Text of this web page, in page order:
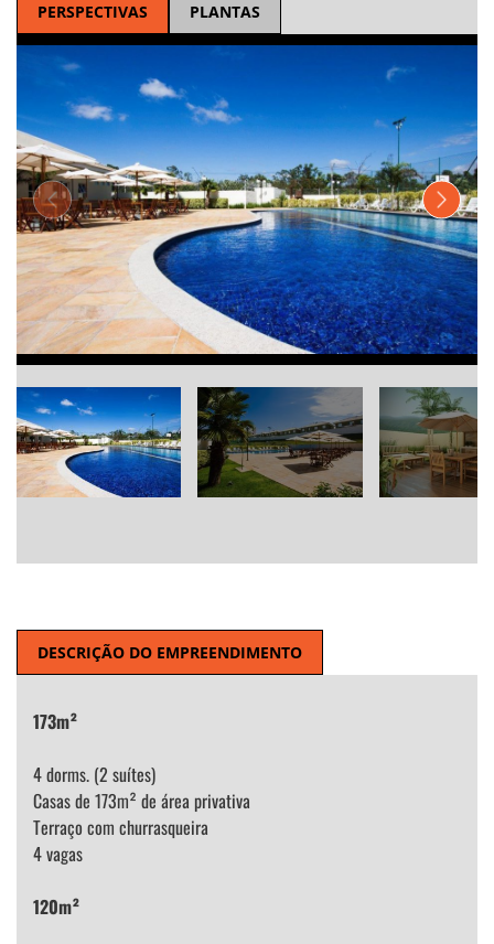
PERSPECTIVAS PLANTAS
DESCRIÇÃO DO EMPREENDIMENTO
173m²
4 dorms. (2 suítes)
Casas de 173m² de área privativa
Terraço com churrasqueira
4 vagas
120m²